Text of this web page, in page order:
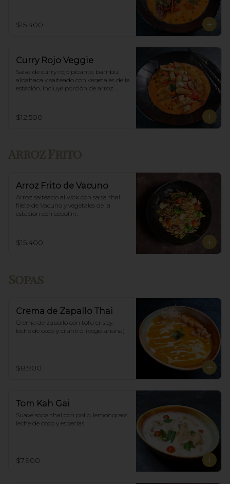
$15.400
Curry Rojo Veggie
Salsa de curry rojo picante, bambú,
albahaca y salteado con vegetales de la
estación, incluye porción de arroz
$12.500
Arroz Frito
Arroz Frito de Vacuno
Arroz salteado al wok con salsa thai,
filete de Vacuno y vegetales de la
estación con cebollín.
$15.400
Crema de Zapallo Thai
Crema de zapallo con tofu crispy,
leche de coco y cilantro. (vegetariana)
$8.900
Tom Kah Gai
Suave sopa thai con pollo, lemongrass,
leche de coco y especias.
$7.900